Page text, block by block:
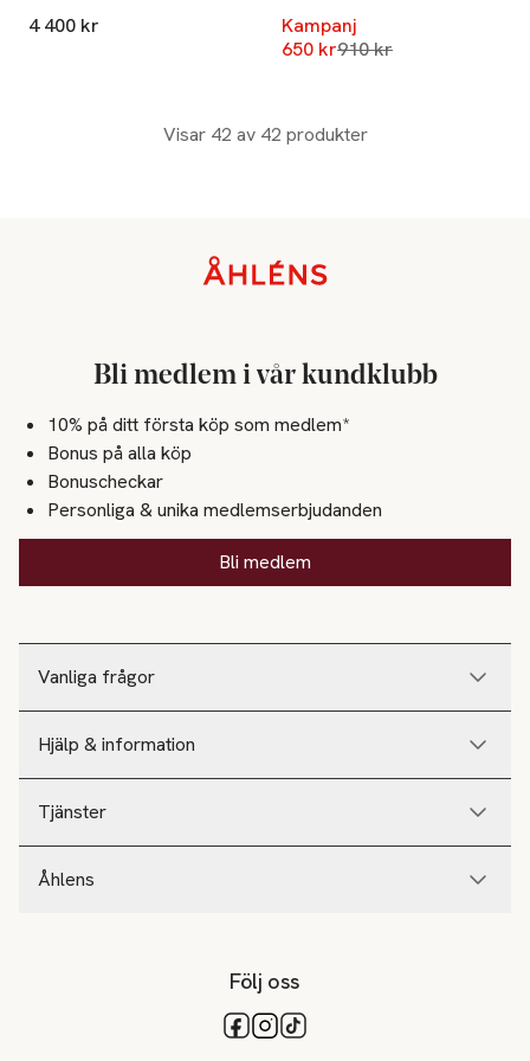
4 400 kr
Kampanj
650 krLägsta pris 30 dagar
910 kr
Visar 42 av 42 produkter
Vanliga frågor
Hjälp & information
Tjänster
Åhlens
Bli medlem i vår kundklubb
10% på ditt första köp som medlem*
Bonus på alla köp
Bonuscheckar
Personliga & unika medlemserbjudanden
Bli medlem
Följ oss